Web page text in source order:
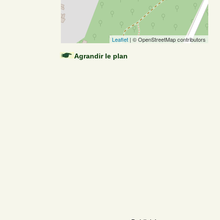
Leaflet | © OpenStreetMap contributors
Agrandir le plan